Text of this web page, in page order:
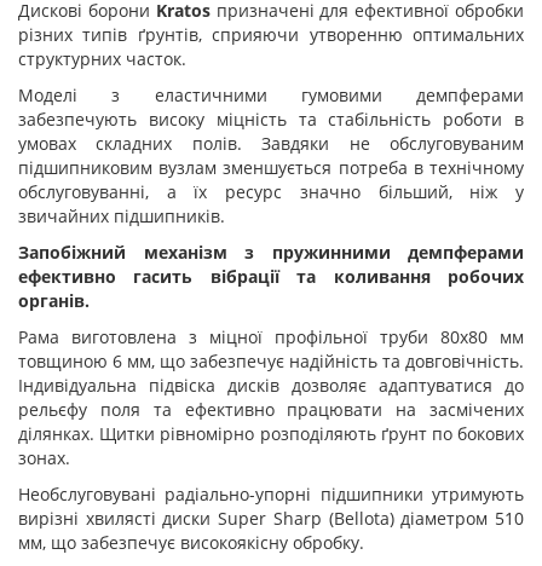
Дискові борони Kratosпризначені для ефективної обробки
різних типів ґрунтів, сприяючи утворенню оптимальних
структурних часток.
Моделі з еластичними гумовими демпферами
забезпечують високу міцність та стабільність роботи в
умовах складних полів. Завдяки не обслуговуваним
підшипниковим вузлам зменшується потреба в технічному
обслуговуванні, а їх ресурс значно більший, ніж у
звичайних підшипників.
Запобіжний механізм з пружинними демпферами
ефективно гасить вібрації та коливання робочих
органів.
Рама виготовлена з міцної профільної труби 80х80 мм
товщиною 6 мм, що забезпечує надійність та довговічність.
Індивідуальна підвіска дисків дозволяє адаптуватися до
рельєфу поля та ефективно працювати на засмічених
ділянках. Щитки рівномірно розподіляють ґрунт по бокових
зонах.
Необслуговувані радіально-упорні підшипники утримують
вирізні хвилясті диски Super Sharp (Bellota) діаметром 510
мм, що забезпечує високоякісну обробку.